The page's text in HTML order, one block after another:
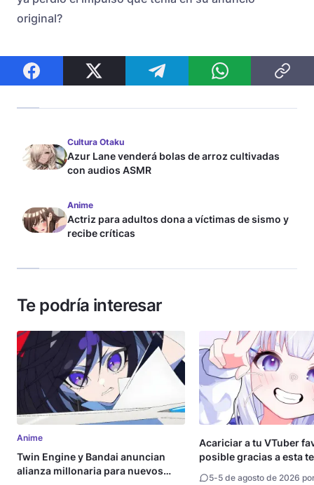
original?
Cultura Otaku
Azur Lane venderá bolas de arroz cultivadas
con audios ASMR
Anime
Actriz para adultos dona a víctimas de sismo y
recibe críticas
Te podría interesar
Anime
Twin Engine y Bandai anuncian
alianza millonaria para nuevos
Acariciar a tu VTuber
posible gracias a esta
5-5 de agosto de 2026